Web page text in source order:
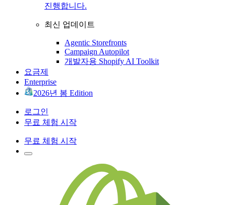
진행합니다.
최신 업데이트
Agentic Storefronts
Campaign Autopilot
개발자용 Shopify AI Toolkit
요금제
Enterprise
2026년 봄 Edition
로그인
무료 체험 시작
무료 체험 시작